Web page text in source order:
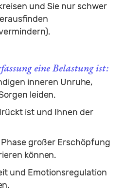
und Sie nur schwer
eine Belastung ist:
inneren Unruhe,
leiden.
ist und Ihnen der
großer Erschöpfung
können.
und Emotionsregulation